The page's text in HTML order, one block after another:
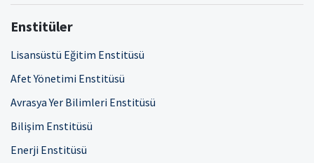
Enstitüler
Lisansüstü Eğitim Enstitüsü
Afet Yönetimi Enstitüsü
Avrasya Yer Bilimleri Enstitüsü
Bilişim Enstitüsü
Enerji Enstitüsü